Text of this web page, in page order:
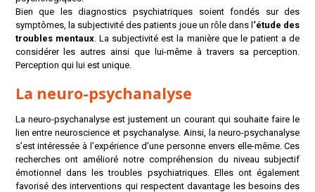
Bien que les diagnostics psychiatriques soient fondés sur des
symptômes, la subjectivité des patients joue un rôle dans l‘étude des
troubles mentaux. La subjectivité est la manière que le patient a de
considérer les autres ainsi que lui-même à travers sa perception.
Perception qui lui est unique.
La neuro-psychanalyse
La neuro-psychanalyse est justement un courant qui souhaite faire le
lien entre neuroscience et psychanalyse. Ainsi, la neuro-psychanalyse
s’est intéressée à l’expérience d’une personne envers elle-même. Ces
recherches ont amélioré notre compréhension du niveau subjectif
émotionnel dans les troubles psychiatriques. Elles ont également
favorisé des interventions qui respectent davantage les besoins des